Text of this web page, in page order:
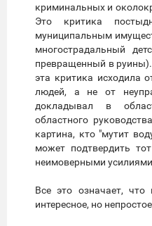
криминальных и
Это критика
муниципальным
многострадальный
превращенный в
эта критика исходила
людей, а не от
докладывал в
областного
картина, кто "мутит
может подтвердить
неимоверными
Все это означает,
интересное, но